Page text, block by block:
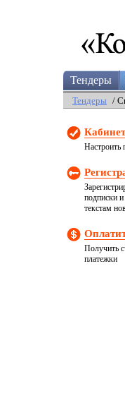
Тендеры
Тендеры /
Настроить
подписки
текстам
Получить
платежки